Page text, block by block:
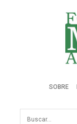
SOBRE
Busca